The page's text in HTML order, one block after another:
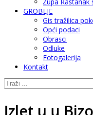
GROBLJE
Gis tražilica
Opći podaci
Obrasci
Odluke
Fotogalerija
Kontakt
Izlet u u